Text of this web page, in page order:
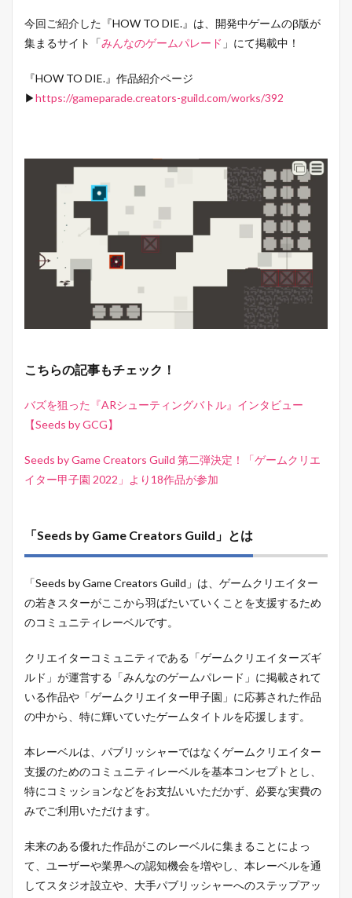
今回ご紹介した『HOW TO DIE.』は、開発中ゲームのβ版が
集まるサイト「みんなのゲームパレード 」にて掲載中！
『HOW TO DIE.』作品紹介ページ
▶https://gameparade.creators-guild.com/works/392
こちらの記事もチェック！
バズを狙った『ARシューティングバトル』インタビュー
【Seeds by GCG】
Seeds by Game Creators Guild 第二弾決定！「ゲームクリエ
イター甲子園 2022」より18作品が参加
「Seeds by Game Creators Guild」とは
「Seeds by Game Creators Guild」は、ゲームクリエイター
の若きスターがここから羽ばたいていくことを支援するため
のコミュニティレーベルです。
クリエイターコミュニティである「ゲームクリエイターズギ
ルド」が運営する「みんなのゲームパレード」に掲載されて
いる作品や「ゲームクリエイター甲子園」に応募された作品
の中から、特に輝いていたゲームタイトルを応援します。
本レーベルは、パブリッシャーではなくゲームクリエイター
支援のためのコミュニティレーベルを基本コンセプトとし、
特にコミッションなどをお支払いいただかず、必要な実費の
みでご利用いただけます。
未来のある優れた作品がこのレーベルに集まることによっ
て、ユーザーや業界への認知機会を増やし、本レーベルを通
してスタジオ設立や、大手パブリッシャーへのステップアッ